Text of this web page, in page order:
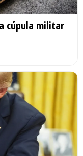
cúpula militar